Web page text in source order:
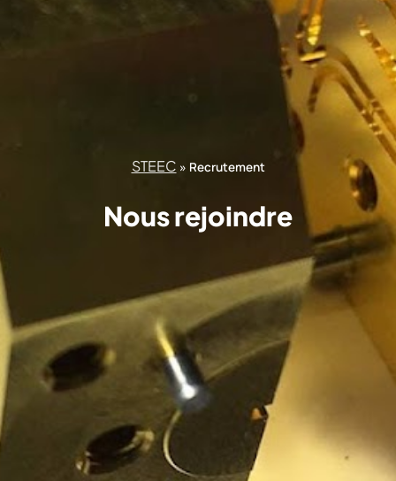
STEEC » Recrutement
Nous rejoindre